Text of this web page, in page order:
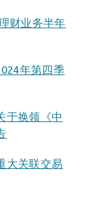
财业务半年
年第四季
于换领《中
大关联交易